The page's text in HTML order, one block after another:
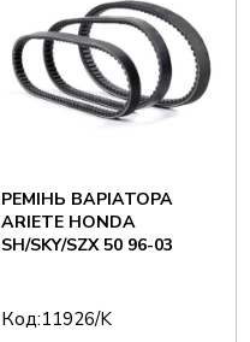
РЕМІНЬ ВАРІАТОРА
ARIETE HONDA
SH/SKY/SZX 50 96-03
Код:11926/K